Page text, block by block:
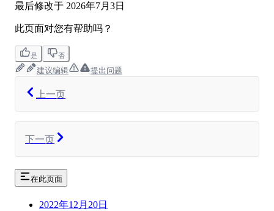
最后修改于 2026年7月3日
此页面对您有帮助吗？
是 否
建议编辑 提出问题
上一页
下一页
在此页面
2022年12月20日